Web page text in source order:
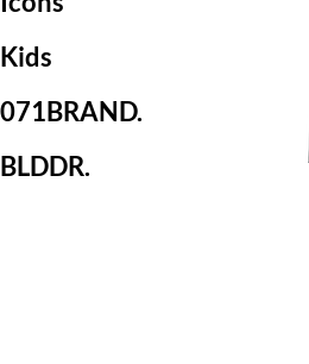
Kids
071BRAND.
BLDDR.